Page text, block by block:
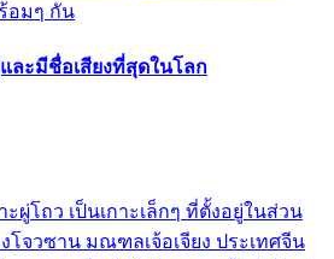
อมๆ กัน
ละมีชื่อเสียงที่สุดในโลก
ผู่โถว เป็นเกาะเล็กๆ ที่ตั้งอยู่ในส่วน
โจวซาน มณฑลเจ้อเจียง ประเทศจีน